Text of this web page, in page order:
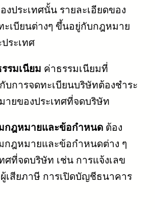
งประเทศนั้น รายละเอียดของ
เบียนต่างๆ ขึ้นอยู่กับกฎหมาย
ระเทศ
รมเนียม ค่าธรรมเนียมที่
บการจดทะเบียนบริษัทต้องชำระ
ายของประเทศที่จดบริษัท
กฎหมายและข้อกำหนด ต้อง
กฎหมายและข้อกำหนดต่าง ๆ
ศที่จดบริษัท เช่น การแจ้งเลข
เสียภาษี การเปิดบัญชีธนาคาร